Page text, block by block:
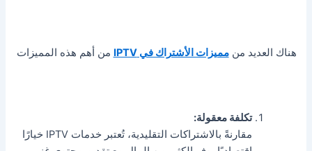
هناك العديد منمميزات الأشتراك في IPTV من أهم هذه المميزات
تكلفة معقولة:
مقارنةً بالاشتراكات التقليدية، تُعتبر خدمات IPTV خيارًا